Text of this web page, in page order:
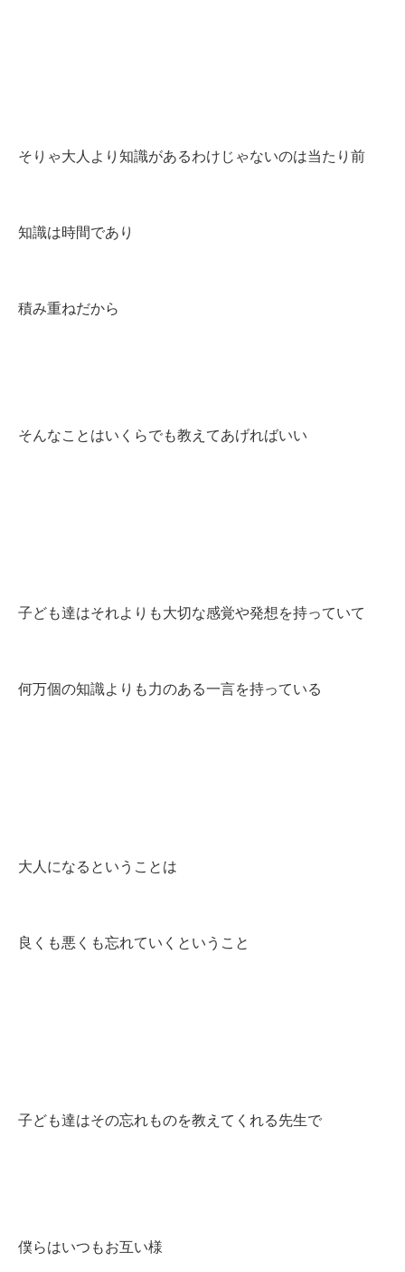
そりゃ大人より知識があるわけじゃないのは当たり前
知識は時間であり
積み重ねだから
そんなことはいくらでも教えてあげればいい
子ども達はそれよりも大切な感覚や発想を持っていて
何万個の知識よりも力のある一言を持っている
大人になるということは
良くも悪くも忘れていくということ
子ども達はその忘れものを教えてくれる先生で
僕らはいつもお互い様